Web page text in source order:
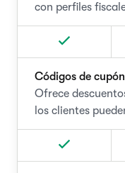
con perfiles
Códigos de cupón
Ofrece
los clientes